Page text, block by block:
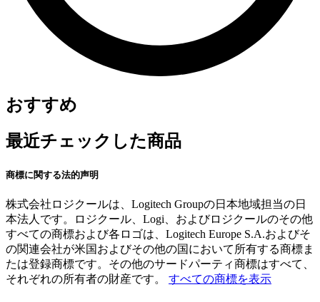
おすすめ
最近チェックした商品
商標に関する法的声明
株式会社ロジクールは、Logitech Groupの日本地域担当の日
本法人です。ロジクール、Logi、およびロジクールのその他
すべての商標および各ロゴは、Logitech Europe S.A.およびそ
の関連会社が米国およびその他の国において所有する商標ま
たは登録商標です。その他のサードパーティ商標はすべて、
それぞれの所有者の財産です。 すべての商標を表示